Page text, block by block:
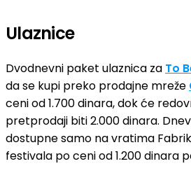
Ulaznice
Dvodnevni paket ulaznica za To
da se kupi preko prodajne mreže
ceni od 1.700 dinara, dok će
pretprodaji biti 2.000 dinara.
dostupne samo na vratima
festivala po ceni od 1.200 dinara